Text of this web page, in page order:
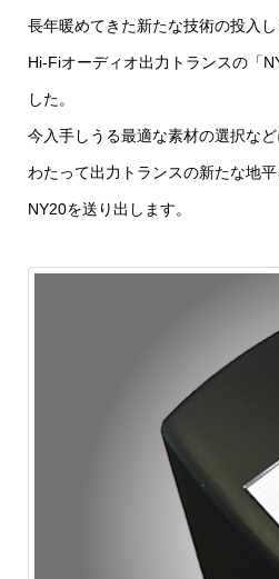
長年暖めてきた新たな技術の投入
Hi-Fiオーディオ出力トランスの「
した。
今入手しうる最適な素材の選択な
わたって出力トランスの新たな地
NY20を送り出します。